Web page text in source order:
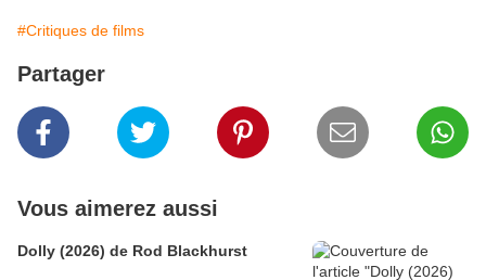
#Critiques de films
Partager
Vous aimerez aussi
Dolly (2026) de Rod Blackhurst